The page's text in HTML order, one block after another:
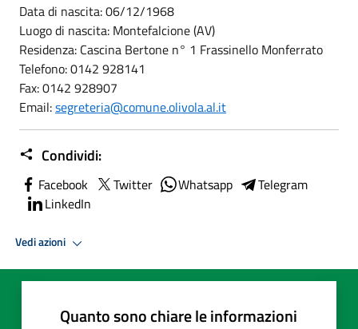
Data di nascita: 06/12/1968
Luogo di nascita: Montefalcione (AV)
Residenza: Cascina Bertone n° 1 Frassinello Monferrato
Telefono: 0142 928141
Fax: 0142 928907
Email:segreteria@comune.olivola.al.it
Condividi:
Facebook Twitter Whatsapp
Telegram
LinkedIn
Vedi azioni
Quanto sono chiare le informazioni